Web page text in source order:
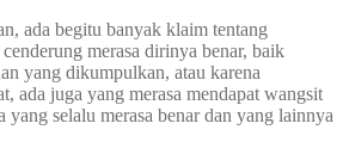
ada begitu banyak klaim tentang
merasa dirinya benar, baik
yang dikumpulkan, atau karena
ada juga yang merasa mendapat wangsit
selalu merasa benar dan yang lainnya